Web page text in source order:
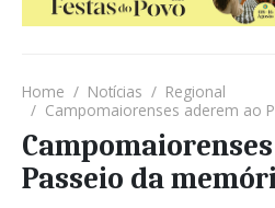
Home Notícias
Regional
Campomaiorenses aderem ao
Passeio da